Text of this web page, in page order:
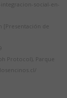
social-en-
[Presentación de
Protocol), Parque